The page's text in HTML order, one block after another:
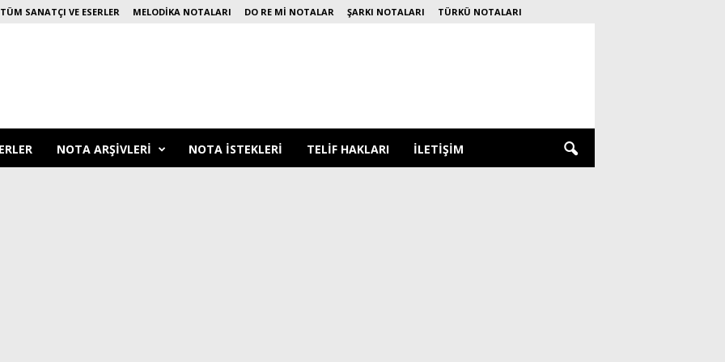
TÜM SANATÇI VE ESERLER MELODIKA NOTALARI DO RE MI NOTALAR ŞARKI NOTALARI TÜRKÜ NOTALARI
NOTA ARŞIVLERI NOTA ISTEKLERI TELIF HAKLARI İLETIŞIM